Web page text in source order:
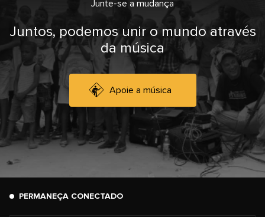
Junte-se a mudança
Juntos, podemos unir o mundo através
da música
Apoie a música
PERMANEÇA CONECTADO